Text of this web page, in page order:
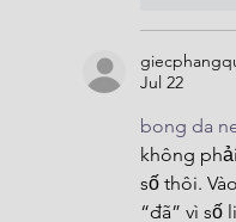
Jul 22
bong da
không
số thôi.
“đã” vì số